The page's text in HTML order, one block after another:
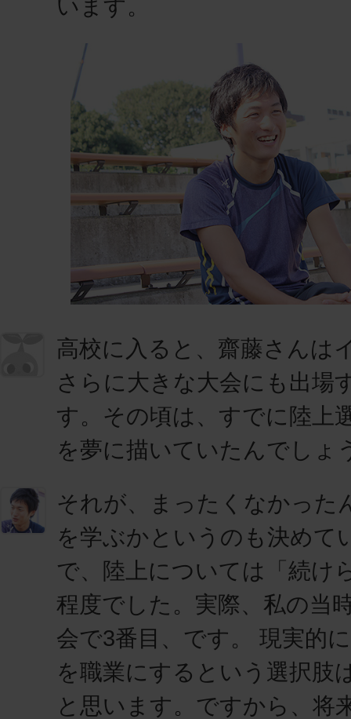
います。
高校に入ると、齋藤さんは
さらに大きな大会にも出場
す。その頃は、すでに陸上
を夢に描いていたんでしょ
それが、まったくなかった
を学ぶかというのも決めて
で、陸上については「続け
程度でした。実際、私の当
会で3番目、です。 現実的
を職業にするという選択肢
と思います。ですから、将